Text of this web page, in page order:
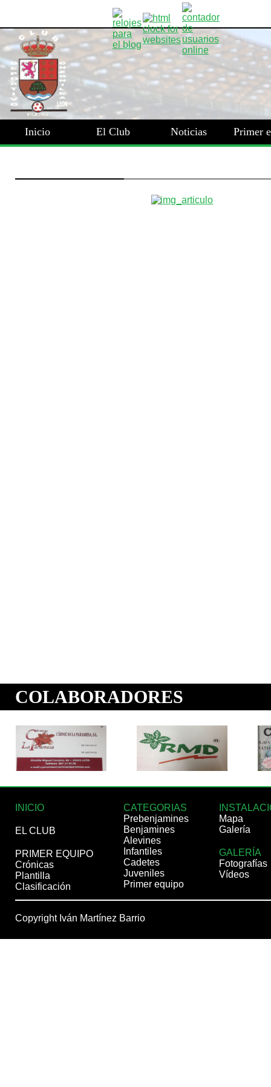
Inicio El Club Noticias Primer
INICIO
EL CLUB
PRIMER EQUIPO
Crónicas
Plantilla
Clasificación
CATEGORIAS
Prebenjamines
Benjamines
Alevines
Infantiles
Cadetes
Juveniles
Primer equipo
Mapa
Galería
GALERÍA
Fotografías
Vídeos
Copyright Iván Martínez Barrio